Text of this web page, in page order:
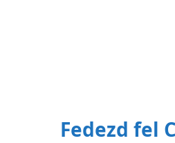
Fedezd fel